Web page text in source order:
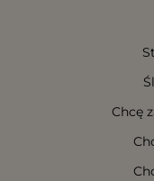
Chcę